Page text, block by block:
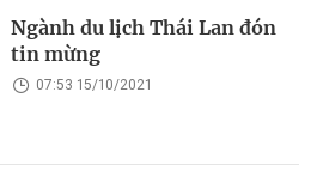
Ngành du lịch Thái Lan đón
tin mừng
07:53 15/10/2021